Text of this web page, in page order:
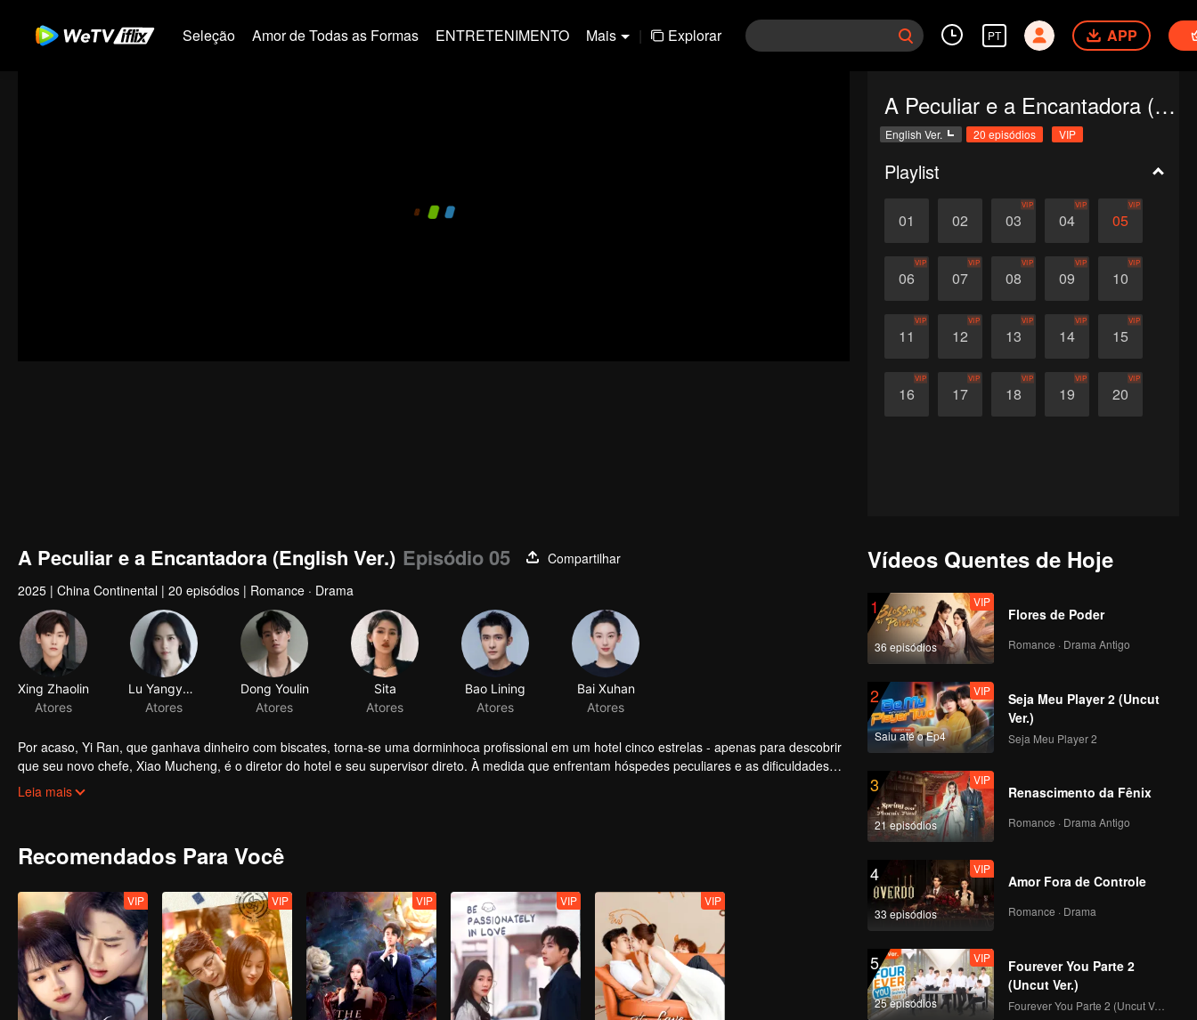
Seleção Amor de Todas as Formas ENTRETENIMENTO Mais | Explorar PT APP
A Peculiar e a Encantadora (English Ver.)
English Ver. 20 episódios VIP
Playlist
01 02 03
VIP
04
VIP
05
VIP
06
VIP
07
VIP
08
VIP
09
VIP
10
VIP
11
VIP
12
VIP
13
VIP
14
VIP
15
VIP
16
VIP
17
VIP
18
VIP
19
VIP
20
VIP
A Peculiar e a Encantadora (English Ver.) Episódio 05
Compartilhar
2025 | China Continental | 20 episódios | Romance · Drama
Por acaso, Yi Ran, que ganhava dinheiro com biscates, torna-se uma dorminhoca profissional em um hotel cinco estrelas - apenas para descobrir
que seu novo chefe, Xiao Mucheng, é o diretor do hotel e seu supervisor direto. À medida que enfrentam hóspedes peculiares e as dificuldades
comerciais do hotel, Yi Ran e Xiao Mucheng entram em conflito, mas gradualmente se aproximam, apesar das diferenças.
Leia mais
Recomendados Para Você
VIP VIP VIP VIP VIP
Vídeos Quentes de Hoje
1
36 episódios
VIP
Flores de Poder
Romance · Drama Antigo
2
Saiu até o Ep4
VIP
Seja Meu Player 2 (Uncut
Ver.)
Seja Meu Player 2
3
21 episódios
VIP
Renascimento da Fênix
Romance · Drama Antigo
4
33 episódios
VIP
Amor Fora de Controle
Romance · Drama
5
25 episódios
VIP
Fourever You Parte 2
(Uncut Ver.)
Fourever You Parte 2 (Uncut Ver.)